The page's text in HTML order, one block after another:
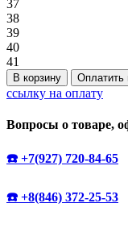
37
38
39
40
41
В корзину Оплатить
ссылку на оплату
Вопросы о товаре,
☎️ +7(927) 720-84-65
☎️ +8(846) 372-25-53